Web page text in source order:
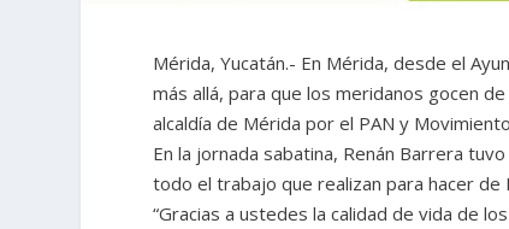
Mérida, Yucatán.- En Mérida, desde el
más allá, para que los meridanos gocen
alcaldía de Mérida por el PAN y
En la jornada sabatina, Renán Barrera
todo el trabajo que realizan para hacer de
“Gracias a ustedes la calidad de vida de